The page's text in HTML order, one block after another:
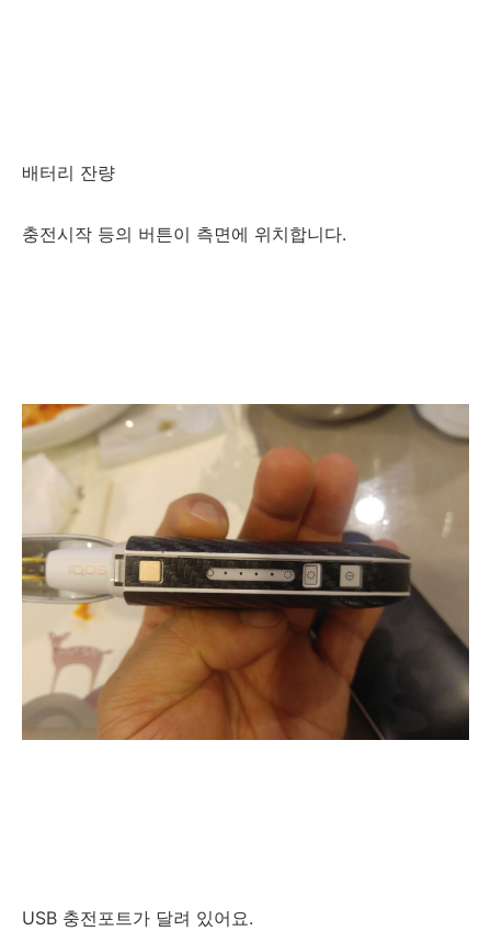
배터리 잔량
충전시작 등의 버튼이 측면에 위치합니다.
USB 충전포트가 달려 있어요.